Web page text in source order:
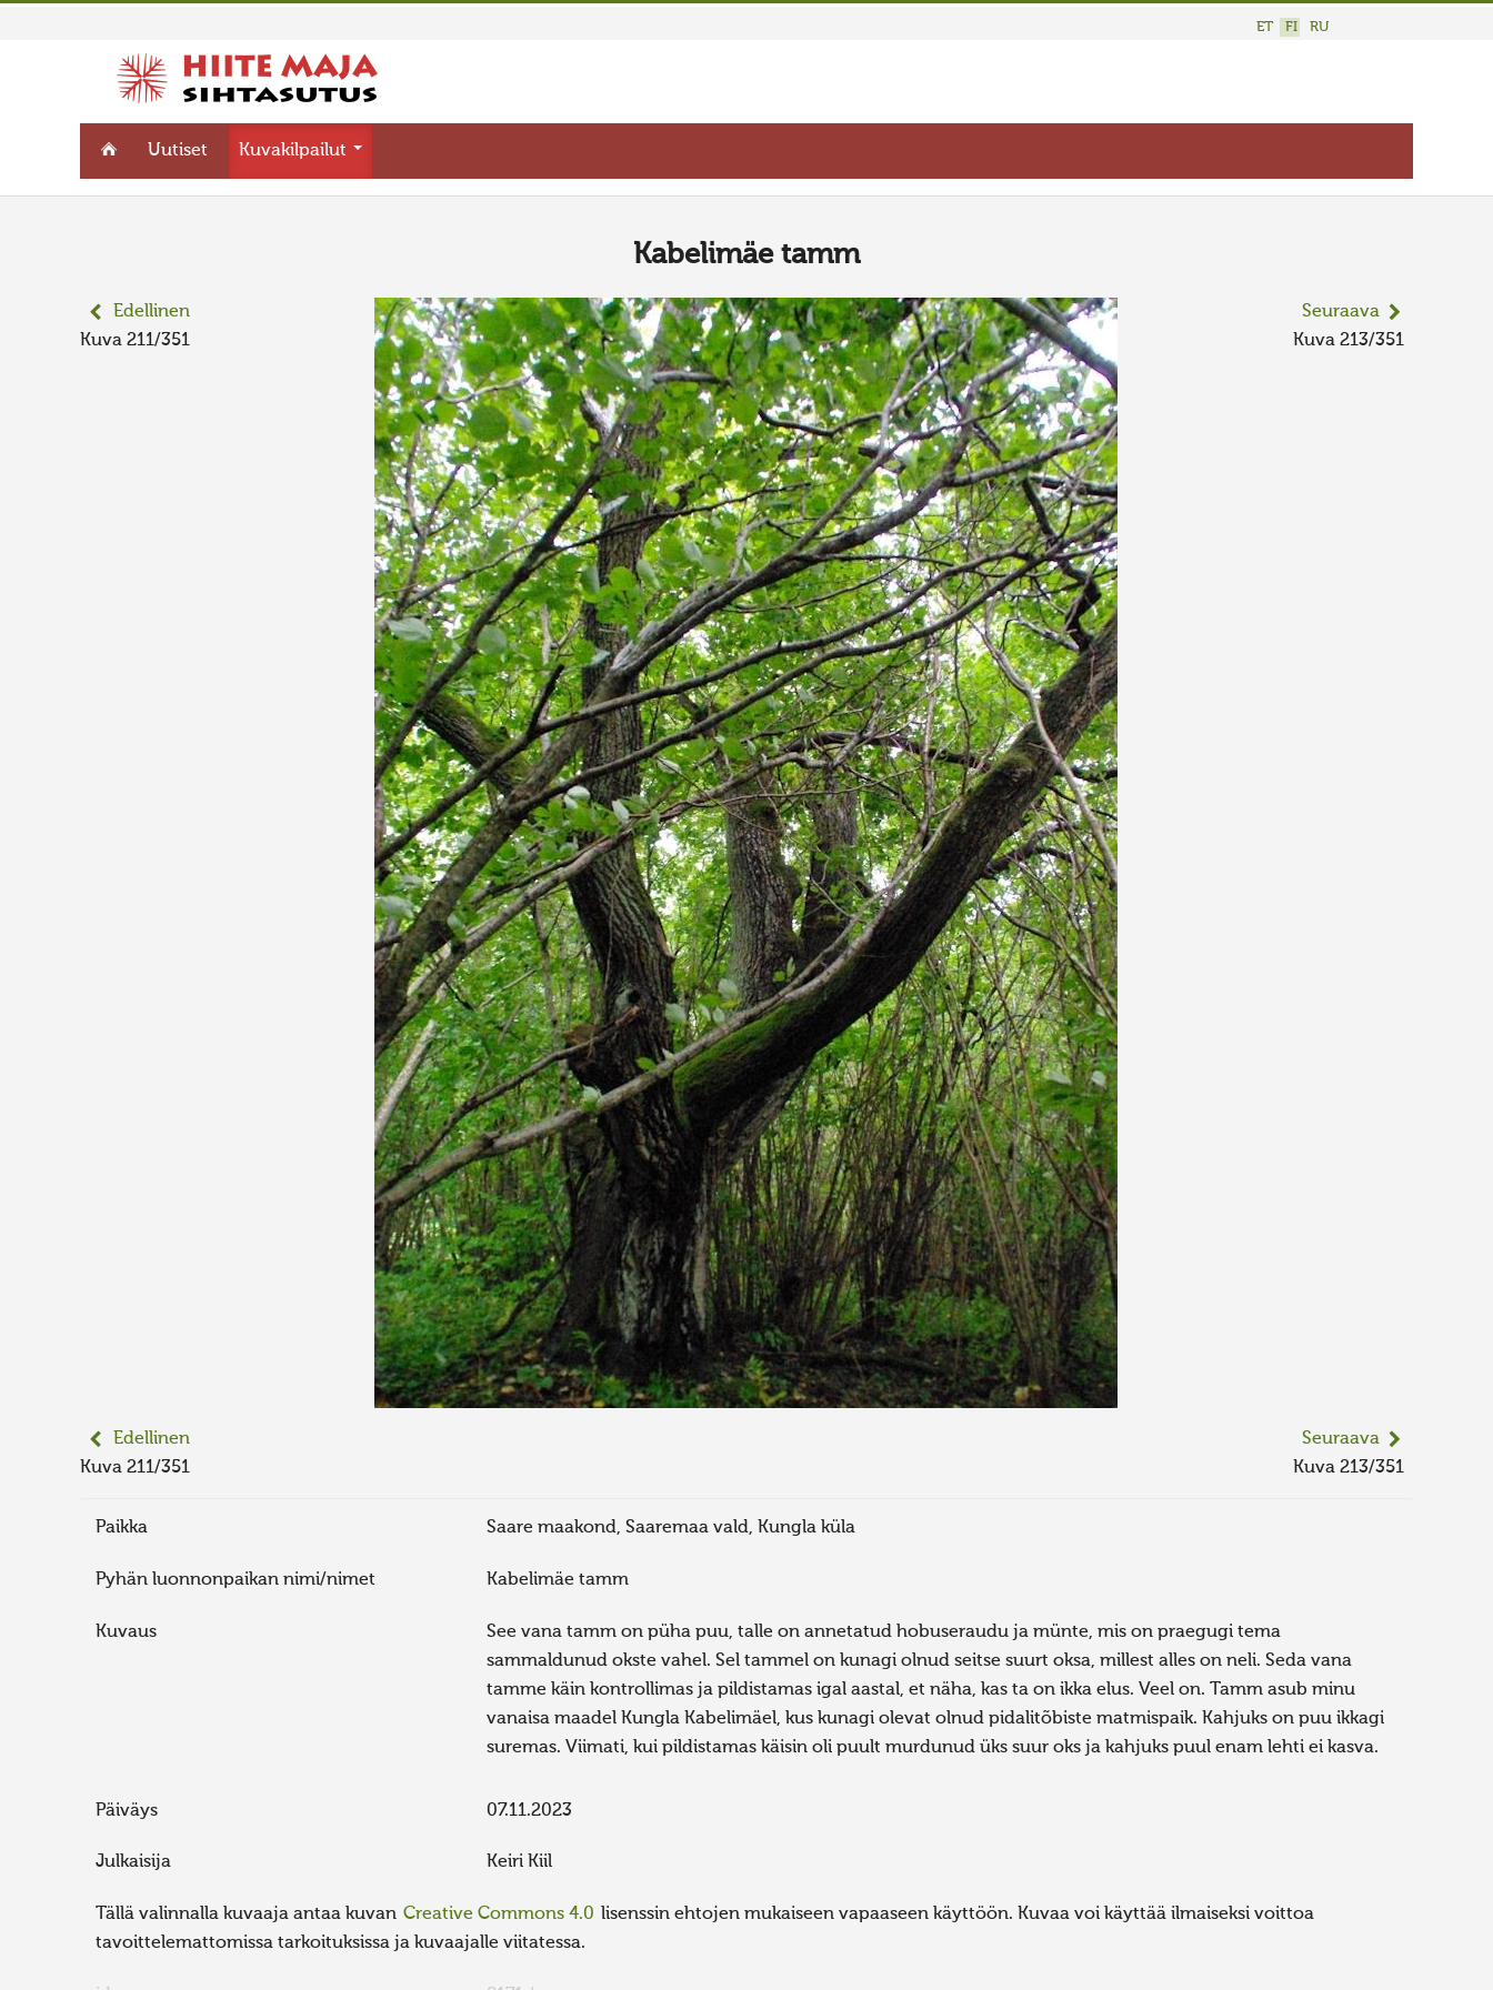
ET FI RU
Uutiset Kuvakilpailut
Kabelimäe tamm
Edellinen
Kuva 211/351
Seuraava
Kuva 213/351
Edellinen
Kuva 211/351
Seuraava
Kuva 213/351
Paikka Saare maakond, Saaremaa vald, Kungla küla
Pyhän luonnonpaikan nimi/nimet Kabelimäe tamm
Kuvaus
See vana tamm on püha puu, talle on annetatud hobuseraudu ja münte, mis on praegugi tema
sammaldunud okste vahel. Sel tammel on kunagi olnud seitse suurt oksa, millest alles on neli. Seda vana
tamme käin kontrollimas ja pildistamas igal aastal, et näha, kas ta on ikka elus. Veel on. Tamm asub minu
vanaisa maadel Kungla Kabelimäel, kus kunagi olevat olnud pidalitõbiste matmispaik. Kahjuks on puu ikkagi
suremas. Viimati, kui pildistamas käisin oli puult murdunud üks suur oks ja kahjuks puul enam lehti ei kasva.
Päiväys 07.11.2023
Julkaisija Keiri Kiil
Tällä valinnalla kuvaaja antaa kuvan Creative Commons 4.0 lisenssin ehtojen mukaiseen vapaaseen käyttöön. Kuvaa voi käyttää ilmaiseksi voittoa
tavoittelemattomissa tarkoituksissa ja kuvaajalle viitatessa.